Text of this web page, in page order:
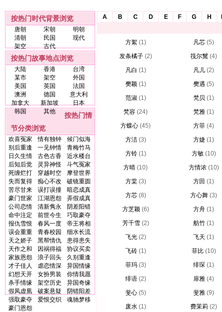
按热门时代背景浏览
唐朝 宋朝
明朝
清朝
民国
现代
架空
古代
按热门故事地点浏览
大陆 香港
台湾
某市
架空
外国
美国
英国
法国
澳洲
德国
意大利
加拿大
新加坡
日本
韩国
其他
按热门情
节分类浏览
欢喜冤家 情有独钟
候门似海
别后重逢
一见钟情
青梅竹马
日久生情
古色古香
近水楼台
后知后觉
灵异神怪
斗气冤家
死缠烂打
穿越时空
摩登世界
失而复得
痴心不改
破镜重圆
苦尽甘来
误打误撞
暗恋成真
豪门世家
江湖恩怨
弄假成真
公司恋情
清新隽永
阴差阳错
命中注定
前世今生
巧取豪夺
报仇雪恨
春风一度
帝王将相
误会重重
青春校园
细水长流
天之娇子
黑帮情仇
患得患失
天作之和
因祸得福
协议买卖
家族恩怨
浪子回头
久别重逢
才子佳人
虐恋情深
异国情缘
幻想天开
女扮男装
你情我愿
杀手情缘
架空历史
异国奇缘
假凤虚凰
破案悬疑
阴错阳差
强取豪夺
爱恨交织
魂驰梦移
豪门恩怨
A B C D E F G H
方絮 (1) 凡芯 (5)
发条橘子 (2) 筏尔黧 (4)
凡白 (1) 凡儿 (2)
樊颖 (1) 樊遇 (5)
范淑 (1) 梵贝 (1)
梵容 (24) 梵雅 (1)
方蝶心 (45) 方菲 (4)
方洁 (3) 方婕 (1)
方铃 (1) 方敏 (10)
方晴 (10) 方情浓 (10)
方棠 (3) 方田 (1)
方芯 (8) 方心舞 (3)
方芝颖 (6) 方舟 (1)
芳千雪 (2) 舫竹 (1)
飞光 (2) 飞天 (1)
飞砖 (1) 菲比 (10)
菲玛 (3) 绯琛 (1)
绯语 (2) 扉雅 (4)
斐心 (5) 斐雅 (9)
废水 (1) 费茉莉 (2)